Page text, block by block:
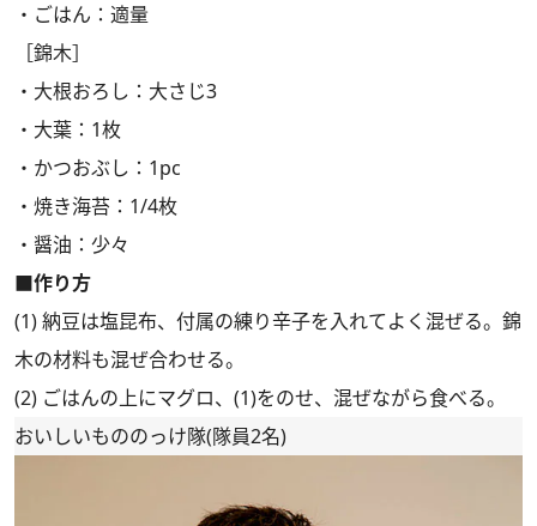
・ごはん：適量
［錦木］
・大根おろし：大さじ3
・大葉：1枚
・かつおぶし：1pc
・焼き海苔：1/4枚
・醤油：少々
■作り方
(1) 納豆は塩昆布、付属の練り辛子を入れてよく混ぜる。錦
木の材料も混ぜ合わせる。
(2) ごはんの上にマグロ、(1)をのせ、混ぜながら食べる。
おいしいもののっけ隊(隊員2名)